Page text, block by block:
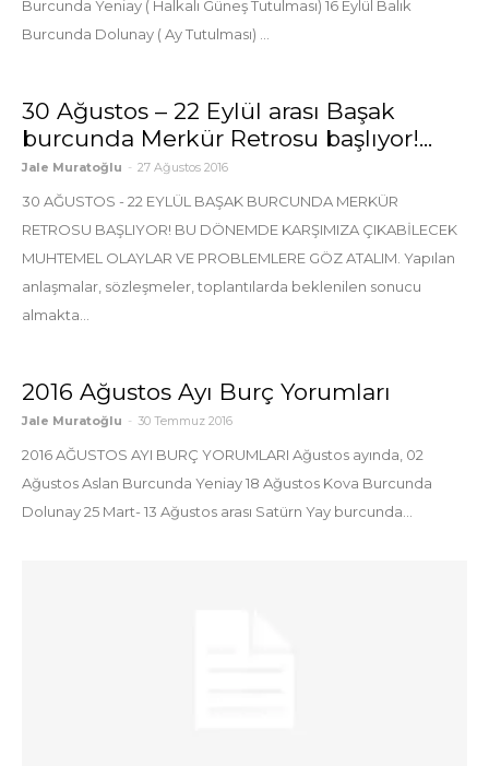
Burcunda Yeniay ( Halkalı Güneş Tutulması) 16 Eylül Balık
Burcunda Dolunay ( Ay Tutulması) ...
30 Ağustos – 22 Eylül arası Başak
burcunda Merkür Retrosu başlıyor!...
Jale Muratoğlu - 27 Ağustos 2016
30 AĞUSTOS - 22 EYLÜL BAŞAK BURCUNDA MERKÜR
RETROSU BAŞLIYOR! BU DÖNEMDE KARŞIMIZA ÇIKABİLECEK
MUHTEMEL OLAYLAR VE PROBLEMLERE GÖZ ATALIM. Yapılan
anlaşmalar, sözleşmeler, toplantılarda beklenilen sonucu
almakta...
2016 Ağustos Ayı Burç Yorumları
Jale Muratoğlu - 30 Temmuz 2016
2016 AĞUSTOS AYI BURÇ YORUMLARI Ağustos ayında, 02
Ağustos Aslan Burcunda Yeniay 18 Ağustos Kova Burcunda
Dolunay 25 Mart- 13 Ağustos arası Satürn Yay burcunda...